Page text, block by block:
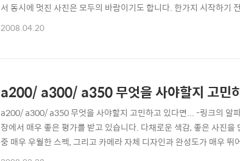
서 동시에 멋진 사진은 모두의 바람이기도 합니다. 한가지 시작하기
히려 일반 상황에서는 컴팩트카메라가 훨씬 멋진 사진을 만들어 내
2008.04.20
a200/ a300/ a350 무엇을 사야할지 고민
a200/ a300/ a350 무엇을 사야할지 고민하고 있다면... -링크의 알
장에서 매우 좋은 평가를 받고 있습니다. 다채로운 색감, 좋은 사진
중 매우 우월한 스펙, 그리고 카메라 자체 디자인과 완성도가 매우
지 알아보고, 무엇을 선택해야 좋을지 알아봅시다...;; (그 누구의 사